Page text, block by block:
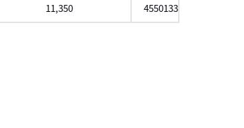
11,350 4550133771828